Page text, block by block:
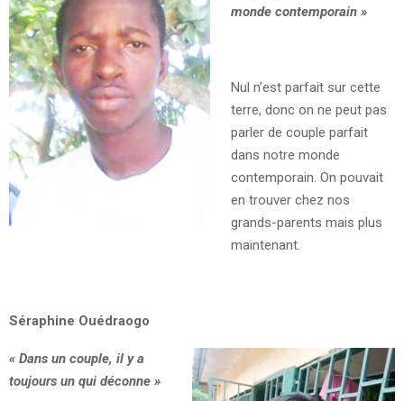
monde contemporain »
Nul n’est parfait sur cette
terre, donc on ne peut pas
parler de couple parfait
dans notre monde
contemporain. On pouvait
en trouver chez nos
grands-parents mais plus
maintenant.
Séraphine Ouédraogo
« Dans un couple, il y a
toujours un qui déconne »